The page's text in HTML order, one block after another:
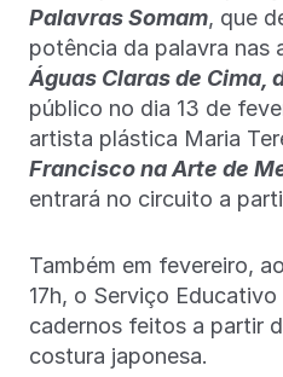
Palavras Somam, que
potência da palavra nas
Águas Claras de Cima,
público no dia 13 de
artista plástica Maria
Francisco na Arte de
entrará no circuito a
Também em fevereiro,
17h, o Serviço
cadernos feitos a partir
costura japonesa.